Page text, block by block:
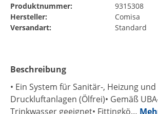
Produktnummer:
9315308
Hersteller:
Comisa
Versandart:
Standard
Beschreibung
• Ein System für Sanitär-, Heizung und
Druckluftanlagen (Ölfrei)• Gemäß
Trinkwasser geeignet• Fittingkö…